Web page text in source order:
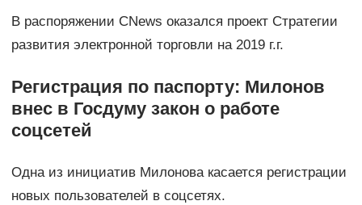
В распоряжении CNews оказался проект Стратегии
развития электронной торговли на 2019 г.г.
Регистрация по паспорту: Милонов
внес в Госдуму закон о работе
соцсетей
Одна из инициатив Милонова касается регистрации
новых пользователей в соцсетях.